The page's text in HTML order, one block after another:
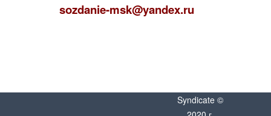
sozdanie-msk@yandex.ru
Syndicate ©